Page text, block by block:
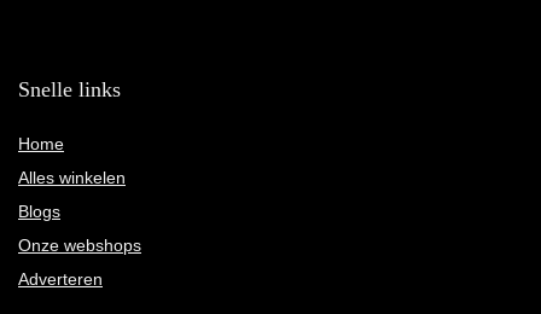
Snelle links
Home
Alles winkelen
Blogs
Onze webshops
Adverteren